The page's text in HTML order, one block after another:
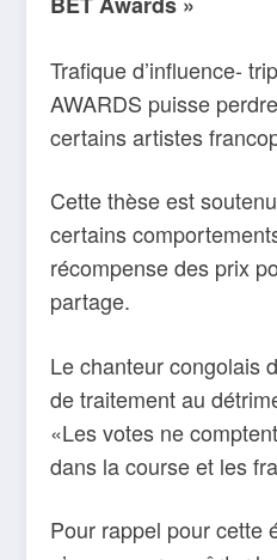
Trafique d’influence-
AWARDS puisse
certains artistes
Cette thèse est
certains
récompense des prix
partage.
Le chanteur congolais
de traitement au
«Les votes ne
dans la course et les
Pour rappel pour cette